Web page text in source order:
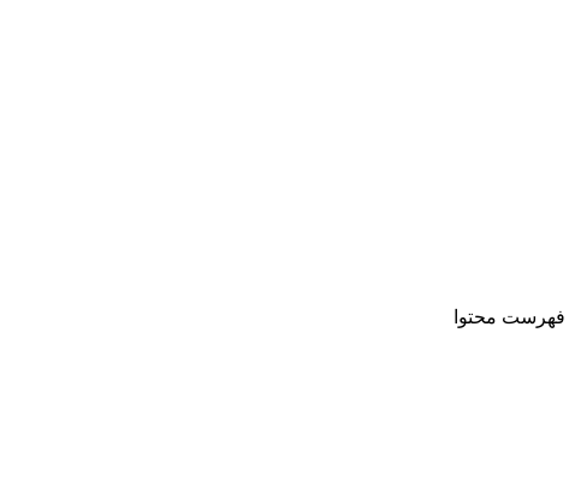
فهرست محتوا